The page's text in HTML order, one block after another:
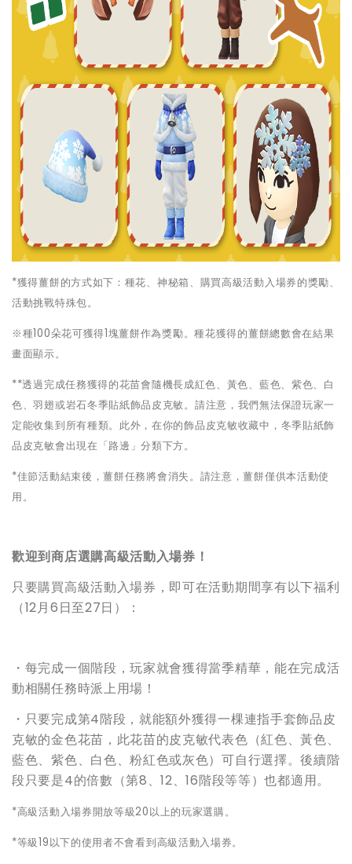
*獲得薑餅的方式如下：種花、神秘箱、購買高級活動入場券的獎勵、
活動挑戰特殊包。
※種100朵花可獲得1塊薑餅作為獎勵。種花獲得的薑餅總數會在結果
畫面顯示。
**透過完成任務獲得的花苗會隨機長成紅色、黃色、藍色、紫色、白
色、羽翅或岩石冬季貼紙飾品皮克敏。請注意，我們無法保證玩家一
定能收集到所有種類。此外，在你的飾品皮克敏收藏中，冬季貼紙飾
品皮克敏會出現在「路邊」分類下方。
*佳節活動結束後，薑餅任務將會消失。請注意，薑餅僅供本活動使
用。
歡迎到商店選購高級活動入場券！
只要購買高級活動入場券，即可在活動期間享有以下福利
（12月6日至27日）：
・每完成一個階段，玩家就會獲得當季精華，能在完成活
動相關任務時派上用場！
・只要完成第4階段，就能額外獲得一棵連指手套飾品皮
克敏的金色花苗，此花苗的皮克敏代表色（紅色、黃色、
藍色、紫色、白色、粉紅色或灰色）可自行選擇。後續階
段只要是4的倍數（第8、12、16階段等等）也都適用。
*高級活動入場券開放等級20以上的玩家選購。
*等級19以下的使用者不會看到高級活動入場券。